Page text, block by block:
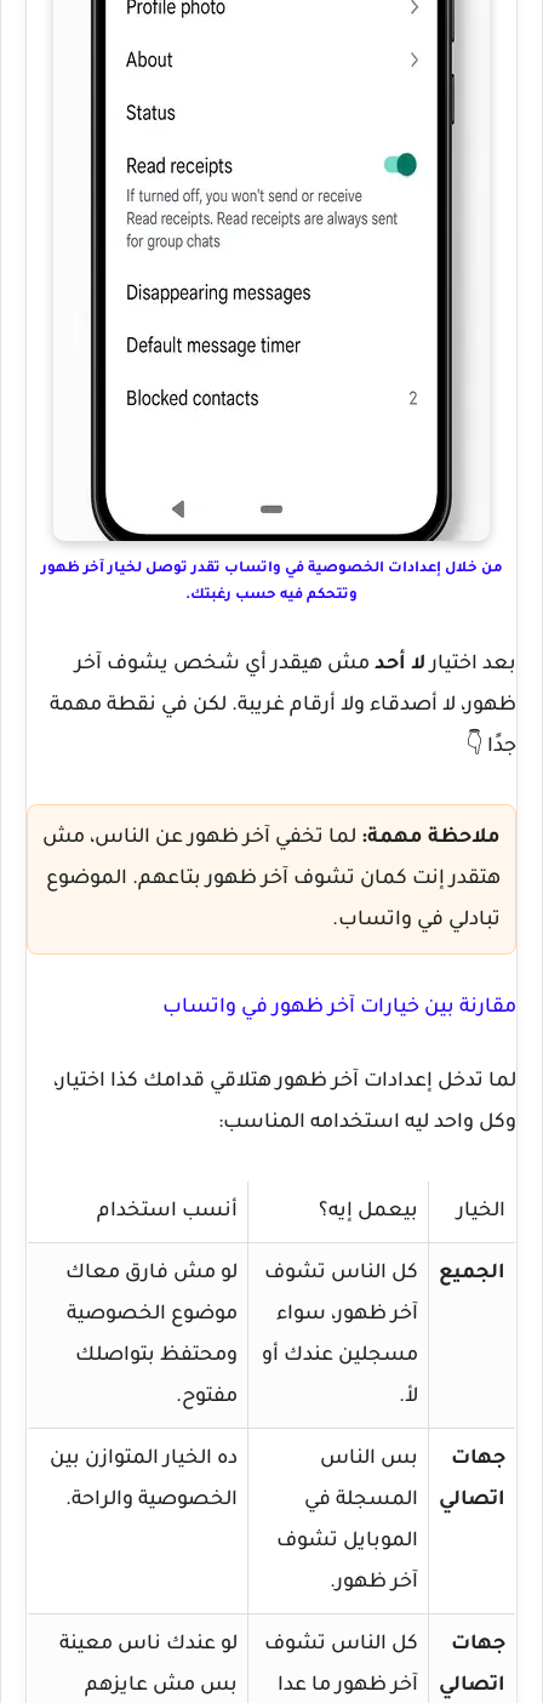
من خلال إعدادات الخصوصية في واتساب تقدر توصل لخيار آخر ظهور
وتتحكم فيه حسب رغبتك.
بعد اختيارلا أحد مش هيقدر أي شخص يشوف آخر
ظهور، لا أصدقاء ولا أرقام غريبة. لكن في نقطة مهمة
جدًا 👇
ملاحظة مهمة: لما تخفي آخر ظهور عن الناس، مش
هتقدر إنت كمان تشوف آخر ظهور بتاعهم. الموضوع
تبادلي في واتساب.
مقارنة بين خيارات آخر ظهور في واتساب
لما تدخل إعدادات آخر ظهور هتلاقي قدامك كذا اختيار،
وكل واحد ليه استخدامه المناسب:
الخيار بيعمل إيه؟ أنسب استخدام
الجميع
كل الناس تشوف
آخر ظهور، سواء
مسجلين عندك أو
لأ.
لو مش فارق معاك
موضوع الخصوصية
ومحتفظ بتواصلك
مفتوح.
جهات
اتصالي
بس الناس
المسجلة في
الموبايل تشوف
آخر ظهور.
ده الخيار المتوازن بين
الخصوصية والراحة.
جهات
اتصالي
كل الناس تشوف
آخر ظهور ما عدا
لو عندك ناس معينة
بس مش عايزهم